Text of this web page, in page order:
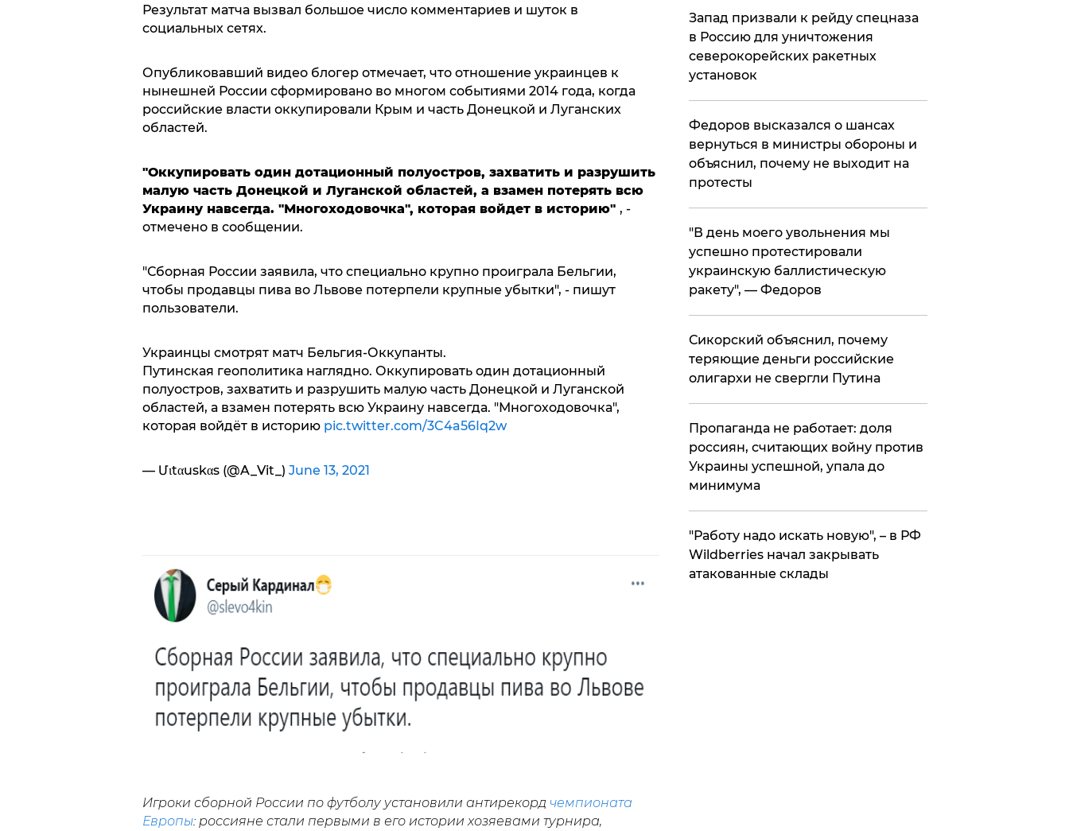
Результат матча вызвал большое число комментариев и шуток в
социальных сетях.
Опубликовавший видео блогер отмечает, что отношение украинцев к
нынешней России сформировано во многом событиями 2014 года, когда
российские власти оккупировали Крым и часть Донецкой и Луганских
областей.
"Оккупировать один дотационный полуостров, захватить и разрушить
малую часть Донецкой и Луганской областей, а взамен потерять всю
Украину навсегда. "Многоходовочка", которая войдет в историю" , -
отмечено в сообщении.
"Сборная России заявила, что специально крупно проиграла Бельгии,
чтобы продавцы пива во Львове потерпели крупные убытки", - пишут
пользователи.
Украинцы смотрят матч Бельгия-Оккупанты.
Путинская геополитика наглядно. Оккупировать один дотационный
полуостров, захватить и разрушить малую часть Донецкой и Луганской
областей, а взамен потерять всю Украину навсегда. "Многоходовочка",
которая войдёт в историю pic.twitter.com/3C4a56Iq2w
— Մιtαuskαs (@A_Vit_) June 13, 2021
Игроки сборной России по футболу установили антирекорд чемпионата
Европы: россияне стали первыми в его истории хозяевами турнира,
Запад призвали к рейду спецназа
в Россию для уничтожения
северокорейских ракетных
установок
Федоров высказался о шансах
вернуться в министры обороны и
объяснил, почему не выходит на
протесты
​"В день моего увольнения мы
успешно протестировали
украинскую баллистическую
ракету", — Федоров
Сикорский объяснил, почему
теряющие деньги российские
олигархи не свергли Путина
​Пропаганда не работает: доля
россиян, считающих войну против
Украины успешной, упала до
минимума
"Работу надо искать новую", – в РФ
Wildberries начал закрывать
атакованные склады